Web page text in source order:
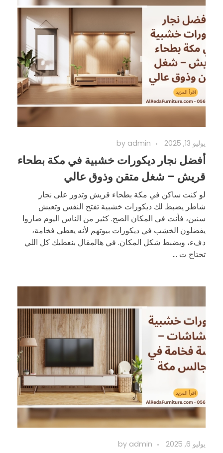
يوليو 13, 2025 by admin
أفضل نجار ديكورات خشبية في مكة بطحاء
قريش – شغل متقن وذوق عالي
لو كنت ساكن في مكة بطحاء قريش وتدور على نجار
شاطر يضبط لك ديكورات خشبية تفتح النفس وتعيش
سنين، فأنت في المكان الصح. كثير من الناس اليوم صاروا
يفضلون الخشب في ديكورات بيوتهم لأنه يعطي فخامة،
دفء، ويضبط شكل المكان. في هالمقال بنعطيك كل اللي
تحتاج ت ...
يوليو 6, 2025 by admin